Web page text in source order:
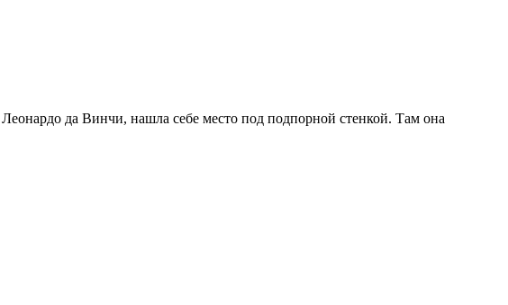
да Винчи, нашла себе место под подпорной стенкой. Там она